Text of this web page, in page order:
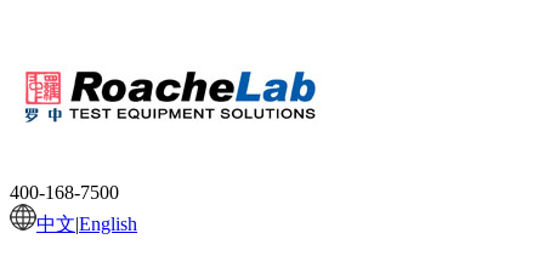
400-168-7500
中文|English